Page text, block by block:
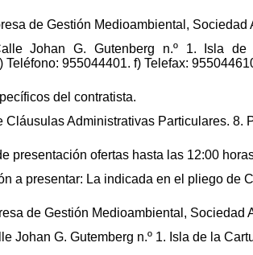
de Gestión Medioambiental, Sociedad
Johan G. Gutenberg n.º 1. Isla
Teléfono: 955044401. f) Telefax:
del contratista.
Cláusulas Administrativas Particulares. 8.
presentación ofertas hasta las 12:00
a presentar: La indicada en el pliego de
de Gestión Medioambiental, Sociedad
Johan G. Gutemberg n.º 1. Isla de la